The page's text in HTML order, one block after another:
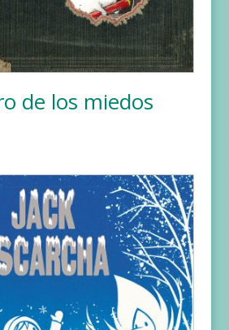
de los miedos